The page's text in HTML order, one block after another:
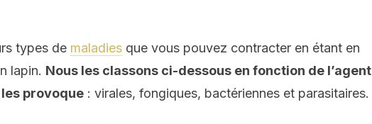
types de maladies que vous pouvez contracter en étant en
lapin. Nous les classons ci-dessous en fonction de l’agent
provoque : virales, fongiques, bactériennes et parasitaires.